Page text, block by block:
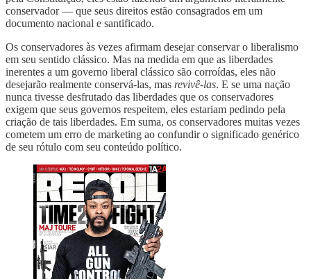
conservador — que seus direitos estão consagrados em um
documento nacional e santificado.
Os conservadores às vezes afirmam desejar conservar o liberalismo
em seu sentido clássico. Mas na medida em que as liberdades
inerentes a um governo liberal clássico são corroídas, eles não
desejarão realmente conservá-las, mas revivê-las. E se uma nação
nunca tivesse desfrutado das liberdades que os conservadores
exigem que seus governos respeitem, eles estariam pedindo pela
criação de tais liberdades. Em suma, os conservadores muitas vezes
cometem um erro de marketing ao confundir o significado genérico
de seu rótulo com seu conteúdo político.